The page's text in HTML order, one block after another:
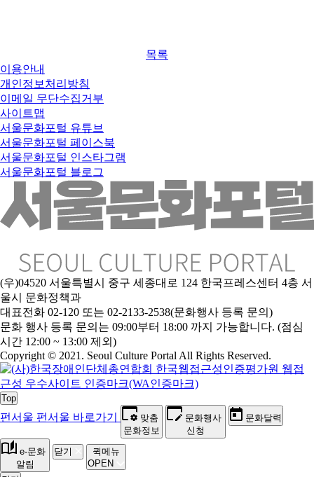
목록
이용안내
개인정보처리방침
이메일 무단수집거부
사이트맵
서울문화포털 유튜브
서울문화포털 페이스북
서울문화포털 인스타그램
서울문화포털 블로그
(우)04520 서울특별시 중구 세종대로 124 한국프레스센터 4층 서
울시 문화정책과
대표전화 02-120 또는 02-2133-2538(문화행사 등록 문의)
문화 행사 등록 문의는 09:00부터 18:00 까지 가능합니다. (점심
시간 12:00 ~ 13:00 제외)
Copyright © 2021. Seoul Culture Portal All Rights Reserved.
Top
펀서울 펀서울 바로가기
맞춤
문화정보
문화행사
신청
문화달력
e-문화
알림
닫기
퀵메뉴
OPEN